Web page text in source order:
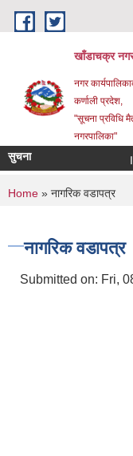
Skip to main content
खाँडाचक्र
नगर
क‍र्णाली प्रदेश,
"सूचना प्रविधि
नगरपालिका"
सुचना
You are here
Home » नागरिक वडापत्र
नागरिक वडापत्र
Submitted on: Fri,